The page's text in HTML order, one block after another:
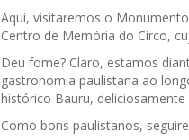
Aqui, visitaremos o
Centro de Memória do Circo,
Deu fome? Claro, estamos
gastronomia paulistana ao
histórico Bauru,
Como bons paulistanos,